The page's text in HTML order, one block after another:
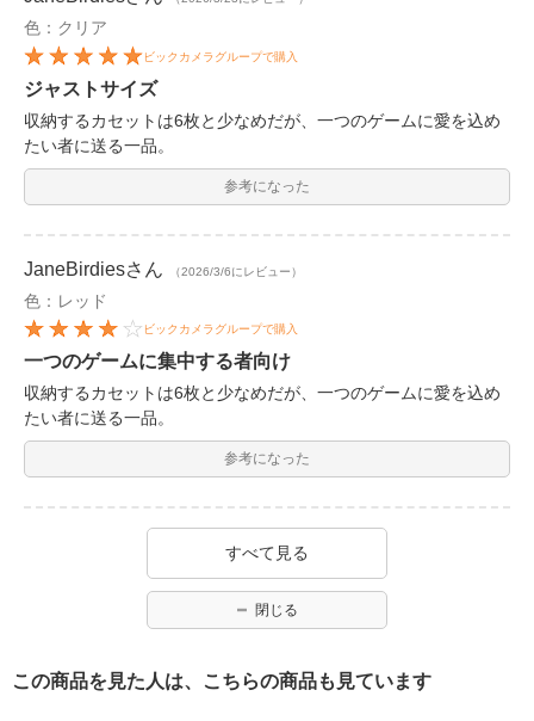
色：クリア
ビックカメラグループで購入
ジャストサイズ
収納するカセットは6枚と少なめだが、一つのゲームに愛を込め
たい者に送る一品。
参考になった
JaneBirdiesさん （2026/3/6にレビュー）
色：レッド
ビックカメラグループで購入
一つのゲームに集中する者向け
収納するカセットは6枚と少なめだが、一つのゲームに愛を込め
たい者に送る一品。
参考になった
すべて見る
閉じる
この商品を見た人は、こちらの商品も見ています